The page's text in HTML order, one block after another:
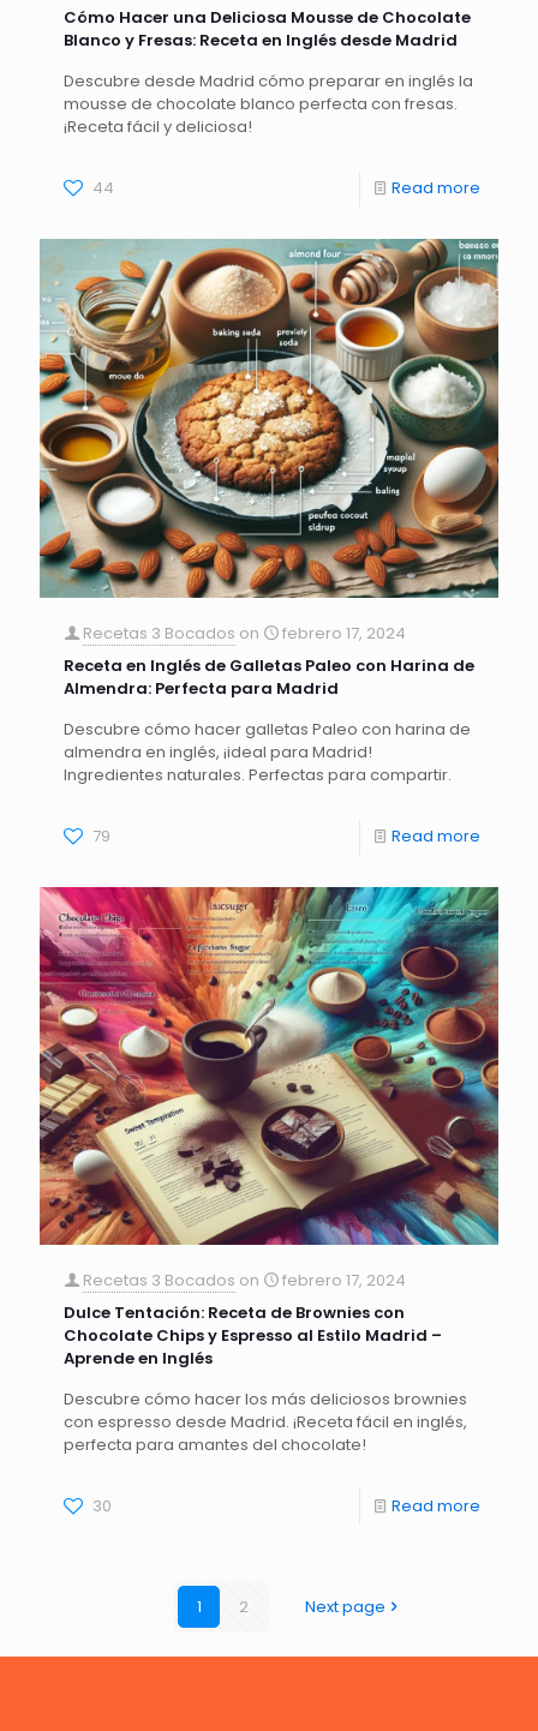
Cómo Hacer una Deliciosa Mousse de Chocolate
Blanco y Fresas: Receta en Inglés desde Madrid
Descubre desde Madrid cómo preparar en inglés la
mousse de chocolate blanco perfecta con fresas.
¡Receta fácil y deliciosa!
44 Read more
Recetas 3 Bocados on
febrero 17, 2024
Receta en Inglés de Galletas Paleo con Harina de
Almendra: Perfecta para Madrid
Descubre cómo hacer galletas Paleo con harina de
almendra en inglés, ¡ideal para Madrid!
Ingredientes naturales. Perfectas para compartir.
79 Read more
Recetas 3 Bocados on
febrero 17, 2024
Dulce Tentación: Receta de Brownies con
Chocolate Chips y Espresso al Estilo Madrid –
Aprende en Inglés
Descubre cómo hacer los más deliciosos brownies
con espresso desde Madrid. ¡Receta fácil en inglés,
perfecta para amantes del chocolate!
30 Read more
1 2 Next page